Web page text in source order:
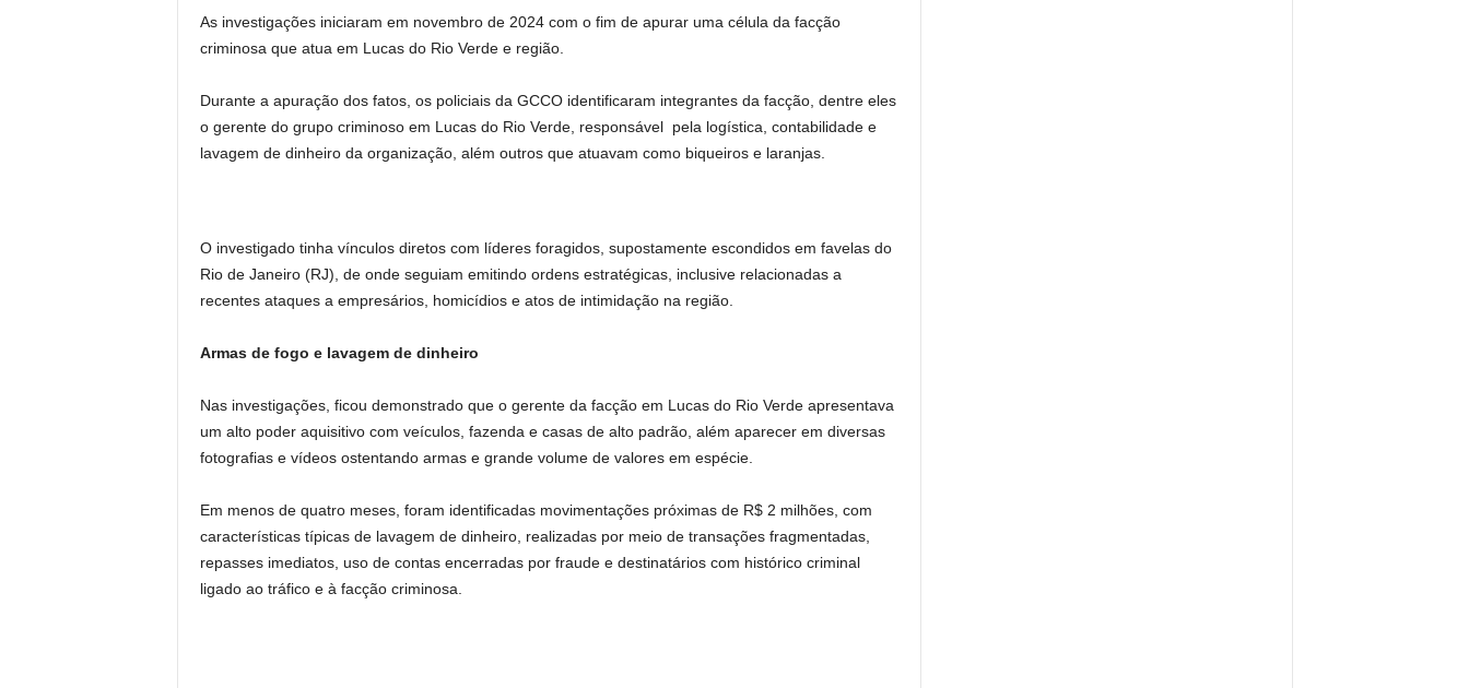
As investigações iniciaram em novembro de 2024 com o fim de apurar uma célula da facção
criminosa que atua em Lucas do Rio Verde e região.
Durante a apuração dos fatos, os policiais da GCCO identificaram integrantes da facção, dentre eles
o gerente do grupo criminoso em Lucas do Rio Verde, responsável pela logística, contabilidade e
lavagem de dinheiro da organização, além outros que atuavam como biqueiros e laranjas.
O investigado tinha vínculos diretos com líderes foragidos, supostamente escondidos em favelas do
Rio de Janeiro (RJ), de onde seguiam emitindo ordens estratégicas, inclusive relacionadas a
recentes ataques a empresários, homicídios e atos de intimidação na região.
Armas de fogo e lavagem de dinheiro
Nas investigações, ficou demonstrado que o gerente da facção em Lucas do Rio Verde apresentava
um alto poder aquisitivo com veículos, fazenda e casas de alto padrão, além aparecer em diversas
fotografias e vídeos ostentando armas e grande volume de valores em espécie.
Em menos de quatro meses, foram identificadas movimentações próximas de R$ 2 milhões, com
características típicas de lavagem de dinheiro, realizadas por meio de transações fragmentadas,
repasses imediatos, uso de contas encerradas por fraude e destinatários com histórico criminal
ligado ao tráfico e à facção criminosa.